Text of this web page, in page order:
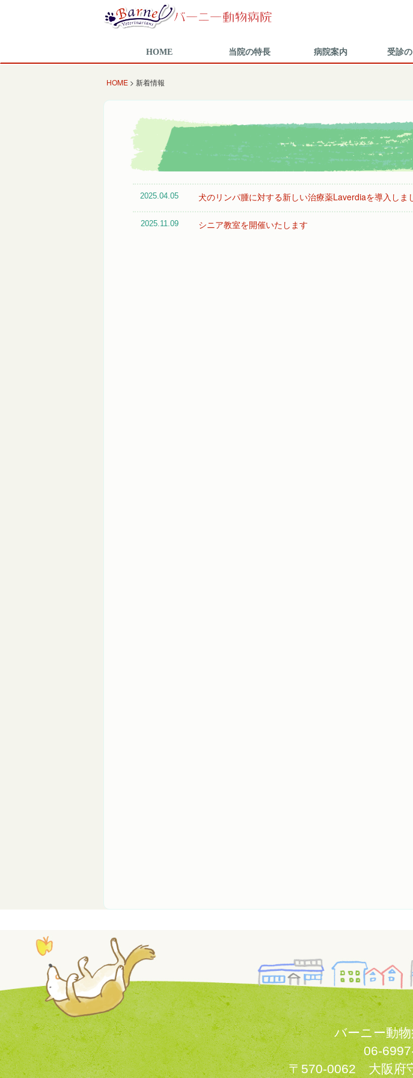
HOME 当院の特長 病院案内 受診
HOME > 新着情報
2025.04.05 犬のリンパ腫に対する新しい治療薬Laverdiaを導入しま
2025.11.09 シニア教室を開催いたします
バーニー動
06-
〒570-0062 大阪府